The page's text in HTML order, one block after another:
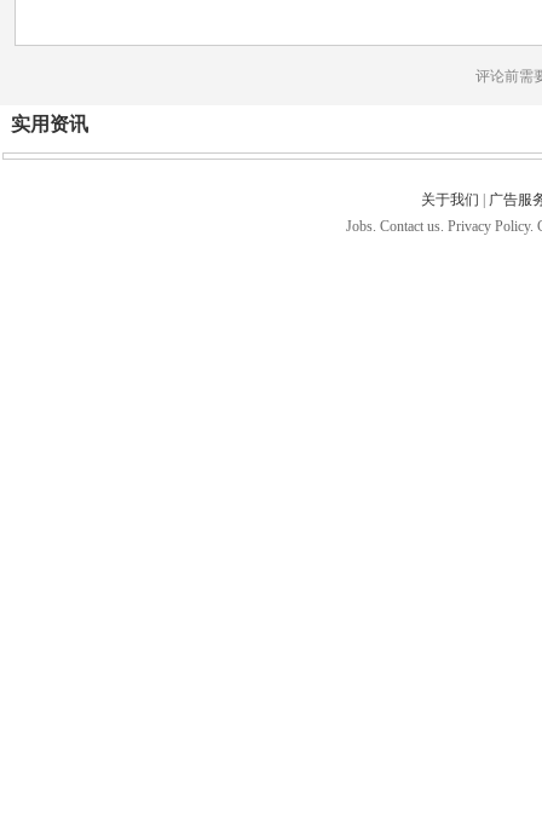
评论前需
实用资讯
关于我们
广告服
Jobs. Contact us. Privacy